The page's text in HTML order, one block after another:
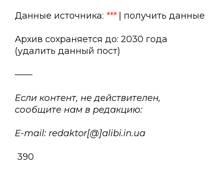
Данные источника: ***| получить данные
Архив сохраняется до: 2030 года
(удалить данный пост)
——
Если контент, не действителен,
сообщите нам в редакцию:
E-mail: redaktor[@]alibi.in.ua
390